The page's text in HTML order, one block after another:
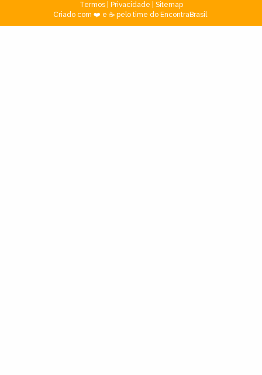
Termos| Privacidade
Sitemap
Criado com ❤️ e ☕ pelo time do EncontraBrasil